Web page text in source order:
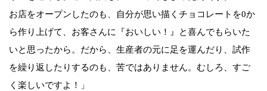
お店をオープンしたのも、自分が思い描くチョコレートを0か
ら作り上げて、お客さんに『おいしい！』と喜んでもらいた
いと思ったから。だから、生産者の元に足を運んだり、試作
を繰り返したりするのも、苦ではありません。むしろ、すご
く楽しいですよ！」